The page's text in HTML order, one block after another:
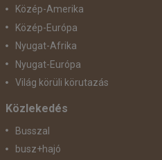
Közép-Amerika
Közép-Európa
Nyugat-Afrika
Nyugat-Európa
Világ körüli körutazás
Közlekedés
Busszal
busz+hajó